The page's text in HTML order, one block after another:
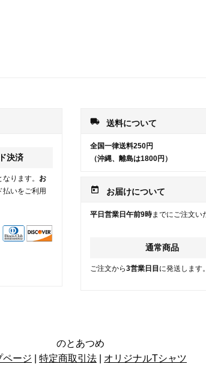
決済
ります。 お
払いをご利用
local_shipping 送料について
全国一律送料250円
（沖縄、離島は1800円）
today お届けについて
平日営業日午前9時までにご注文い
通常商品
ご注文から3営業日目 に発送します。
のとあつめ
ページ
特定商取引法 オリジナルTシャツ